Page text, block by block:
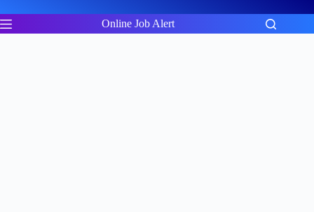
to
content
Online Job Alert